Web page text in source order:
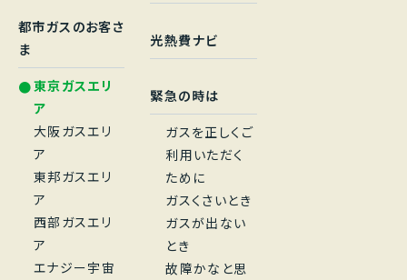
都市ガスのお客さ
ま
東京ガスエリ
ア
大阪ガスエリ
ア
東邦ガスエリ
ア
西部ガスエリ
ア
エナジー宇宙
光熱費ナビ
緊急の時は
ガスを正しくご
利用いただく
ために
ガスくさいとき
ガスが出ない
とき
故障かなと思